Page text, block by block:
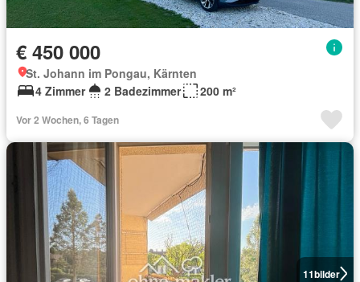
€ 450 000
St. Johann im Pongau, Kärnten
4 Zimmer
2 Badezimmer 200 m²
Vor 2 Wochen, 6 Tagen
11bilder